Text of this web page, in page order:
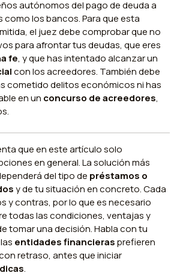
autónomos del pago de deuda a
los bancos. Para que esta
el juez debe comprobar que no
para afrontar tus deudas, que eres
fe, y que has intentado alcanzar un
con los acreedores. También debe
cometido delitos económicos ni has
en un concurso de acreedores,
que en este artículo solo
en general. La solución más
del tipo de préstamos o
y de tu situación en concreto. Cada
y contras, por lo que es necesario
todas las condiciones, ventajas y
tomar una decisión. Habla con tu
entidades financierasprefieren
retraso, antes que iniciar
.